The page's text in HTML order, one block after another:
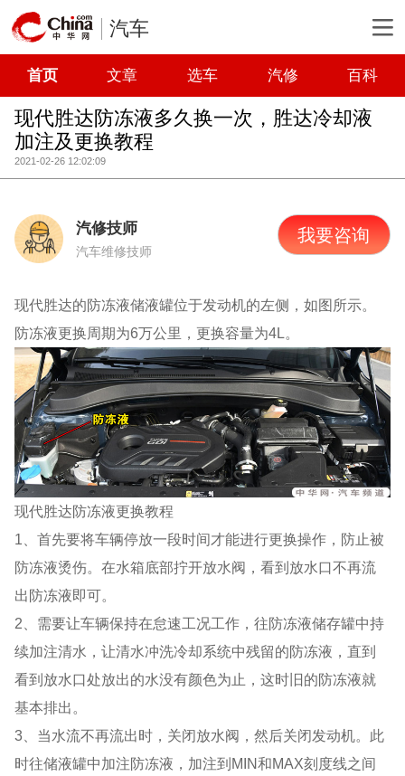
汽车
首页 文章 选车 汽修 百科
现代胜达防冻液多久换一次，胜达冷却液
加注及更换教程
2021-02-26 12:02:09
汽修技师
汽车维修技师
我要咨询
现代胜达的防冻液储液罐位于发动机的左侧，如图所示。
防冻液更换周期为6万公里，更换容量为4L。
现代胜达防冻液更换教程
1、首先要将车辆停放一段时间才能进行更换操作，防止被
防冻液烫伤。在水箱底部拧开放水阀，看到放水口不再流
出防冻液即可。
2、需要让车辆保持在怠速工况工作，往防冻液储存罐中持
续加注清水，让清水冲洗冷却系统中残留的防冻液，直到
看到放水口处放出的水没有颜色为止，这时旧的防冻液就
基本排出。
3、当水流不再流出时，关闭放水阀，然后关闭发动机。此
时往储液罐中加注防冻液，加注到MIN和MAX刻度线之间